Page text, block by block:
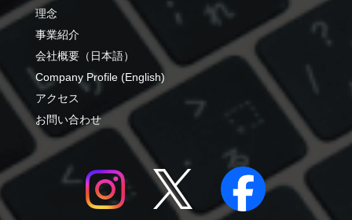
理念
事業紹介
会社概要（日本語）
Company Profile (English)
アクセス
お問い合わせ